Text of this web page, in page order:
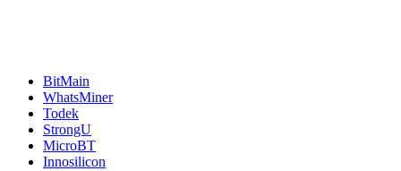
BitMain
WhatsMiner
Todek
StrongU
MicroBT
Innosilicon